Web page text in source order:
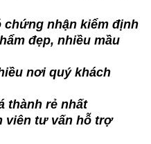
chứng nhận kiểm định
đẹp, nhiều mầu
nơi quý khách
thành rẻ nhất
viên tư vấn hỗ trợ